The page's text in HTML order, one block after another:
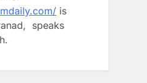
is
speaks